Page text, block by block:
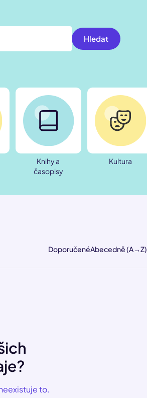
Hledat
Knihy a
časopisy
Kultura
DoporučenéAbecedně (A→Z)
to.